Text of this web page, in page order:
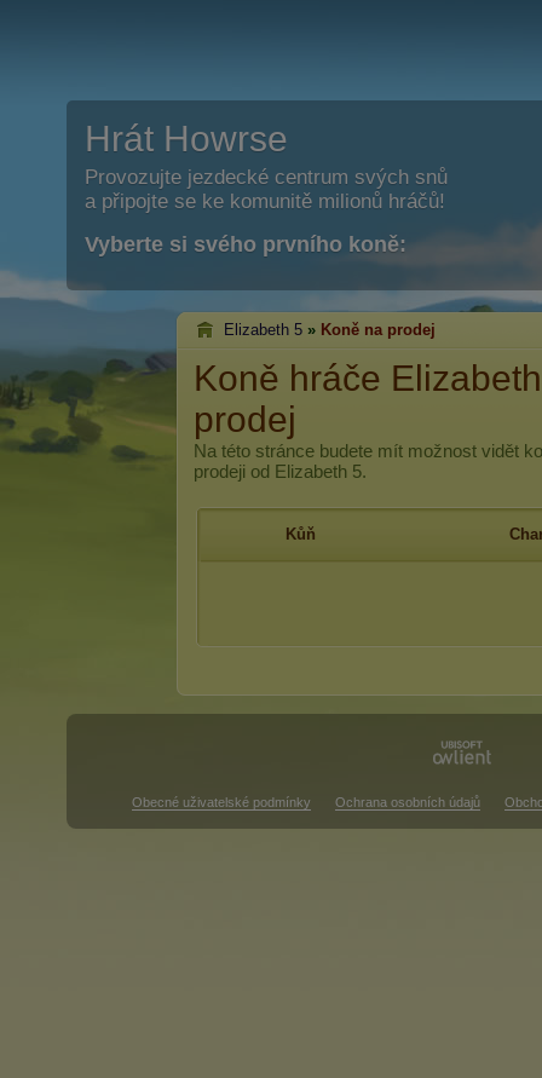
Hrát Howrse
Provozujte jezdecké centrum svých snů
a připojte se ke komunitě milionů hráčů!
Vyberte si svého prvního koně:
Elizabeth 5 » Koně na prodej
Koně hráče
prodej
Na této stránce budete mít možnost vidět
prodeji od Elizabeth 5.
Kůň
Obecné uživatelské podmínky Ochrana osobních údajů